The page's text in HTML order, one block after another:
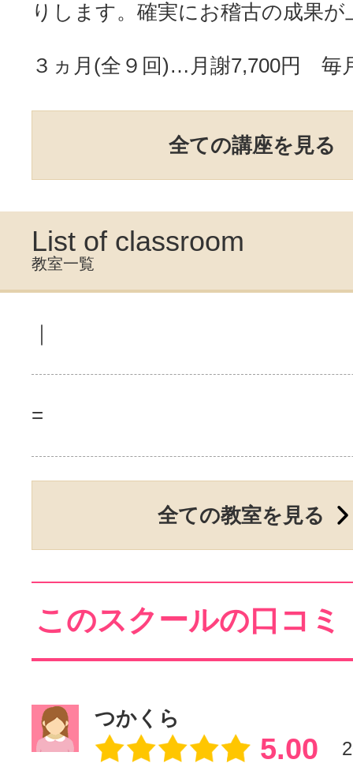
りします。確実にお稽古の成果
３ヵ月(全９回)…月謝7,700円 毎
全ての講座を見る
List of classroom
教室一覧
｜
=
全ての教室を見る
このスクールの口コミ
つかくら
5.00